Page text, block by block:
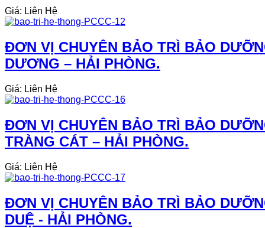
Giá: Liên Hệ
ĐƠN VỊ CHUYÊN BẢO TRÌ BẢO
DƯƠNG – HẢI PHÒNG.
Giá: Liên Hệ
ĐƠN VỊ CHUYÊN BẢO TRÌ BẢO
TRÀNG CÁT – HẢI PHÒNG.
Giá: Liên Hệ
ĐƠN VỊ CHUYÊN BẢO TRÌ BẢO
DUỆ - HẢI PHÒNG.